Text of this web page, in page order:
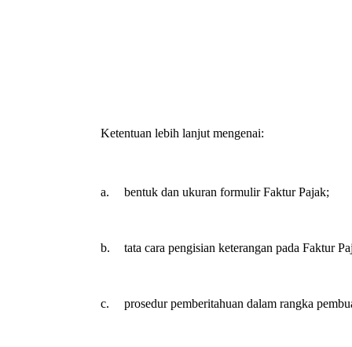
Ketentuan lebih lanjut mengenai:
a. bentuk dan ukuran formulir Faktur Pajak;
b. tata cara pengisian keterangan pada Faktur
c. prosedur pemberitahuan dalam rangka